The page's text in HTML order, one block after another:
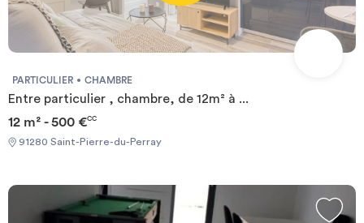
PARTICULIER CHAMBRE
Entre particulier , chambre, de 12m² à ...
12 m² - 500 €CC
91280 Saint-Pierre-du-Perray